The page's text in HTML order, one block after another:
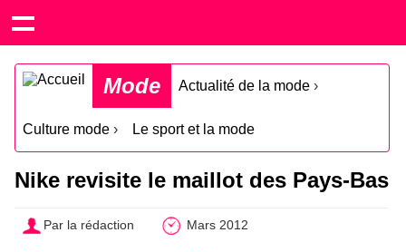
Mode Actualité de la mode ›
Culture mode › Le sport et la mode
Nike revisite le maillot des Pays-Bas
Par la rédaction Mars 2012